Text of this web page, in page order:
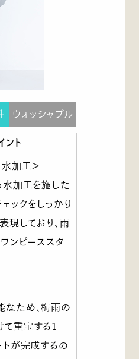
ウォッシャブル
ント
加工＞
加工を施した
ックをしっかり
現しており、雨
ンピーススタ
なため、梅雨の
重宝する1
トが完成するの